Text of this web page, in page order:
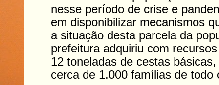
nesse período de crise e
em disponibilizar mecanismos
a situação desta parcela da
prefeitura adquiriu com
12 toneladas de cestas
cerca de 1.000 famílias de todo